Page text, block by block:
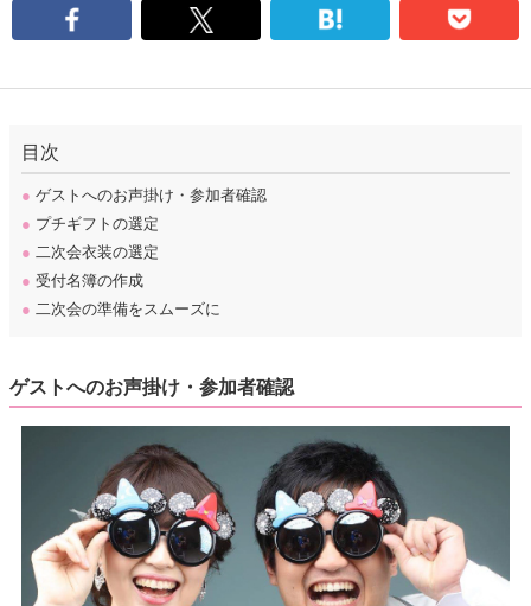
目次
● ゲストへのお声掛け・参加者確認
● プチギフトの選定
● 二次会衣装の選定
● 受付名簿の作成
● 二次会の準備をスムーズに
ゲストへのお声掛け・参加者確認